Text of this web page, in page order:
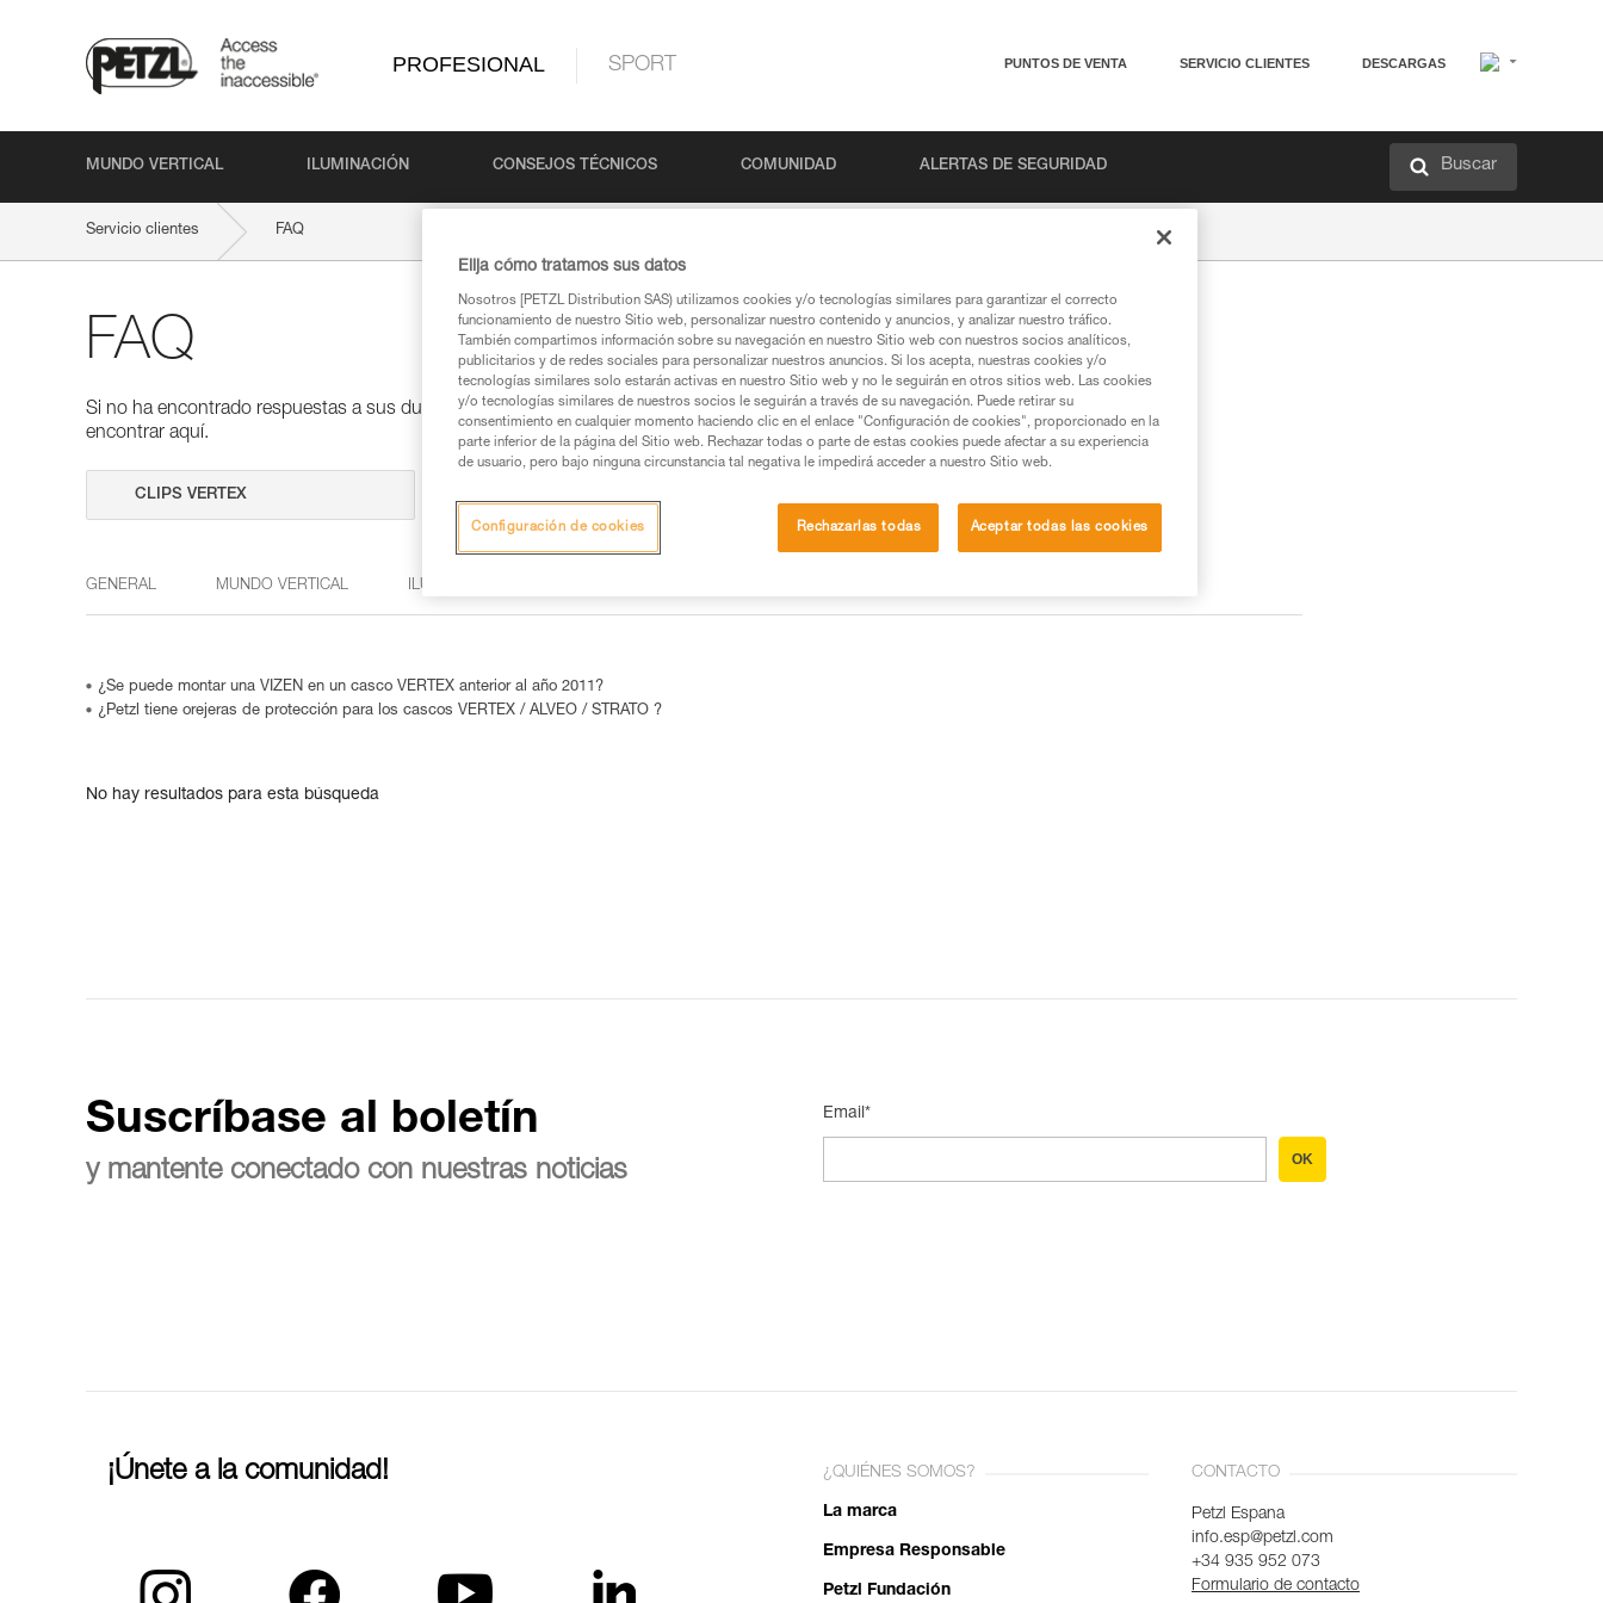
PROFESIONAL SPORT PUNTOS DE VENTA SERVICIO CLIENTES DESCARGAS
MUNDO VERTICAL ILUMINACIÓN CONSEJOS TÉCNICOS COMUNIDAD ALERTAS DE SEGURIDAD Buscar
Servicio clientes FAQ
FAQ
Si no ha encontrado respuestas a sus dudas en nuestras páginas de productos y técnicas, las debería
encontrar aquí.
GENERAL MUNDO VERTICAL ILUMINACIÓN
¿Se puede montar una VIZEN en un casco VERTEX anterior al año 2011?
¿Petzl tiene orejeras de protección para los cascos VERTEX / ALVEO / STRATO ?
No hay resultados para esta búsqueda
Suscríbase al boletín
y mantente conectado con nuestras noticias
Email*
OK
¡Únete a la comunidad! ¿QUIÉNES SOMOS?
La marca
Empresa Responsable
Petzl Fundación
CONTACTO
Petzl Espana
info.esp@petzl.com
+34 935 952 073
Formulario de contacto
Elija cómo tratamos sus datos
Nosotros [PETZL Distribution SAS) utilizamos cookies y/o tecnologías similares para garantizar el correcto
funcionamiento de nuestro Sitio web, personalizar nuestro contenido y anuncios, y analizar nuestro tráfico.
También compartimos información sobre su navegación en nuestro Sitio web con nuestros socios analíticos,
publicitarios y de redes sociales para personalizar nuestros anuncios. Si los acepta, nuestras cookies y/o
tecnologías similares solo estarán activas en nuestro Sitio web y no le seguirán en otros sitios web. Las cookies
y/o tecnologías similares de nuestros socios le seguirán a través de su navegación. Puede retirar su
consentimiento en cualquier momento haciendo clic en el enlace "Configuración de cookies", proporcionado en la
parte inferior de la página del Sitio web. Rechazar todas o parte de estas cookies puede afectar a su experiencia
de usuario, pero bajo ninguna circunstancia tal negativa le impedirá acceder a nuestro Sitio web.
Rechazarlas todas Aceptar todas las cookies
Configuración de cookies